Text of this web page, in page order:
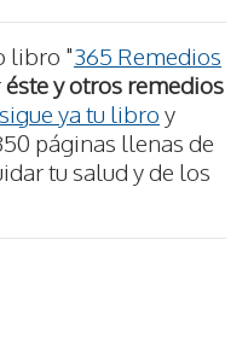
libro "365 Remedios
éste y otros remedios
ya tu libro y
páginas llenas de
tu salud y de los